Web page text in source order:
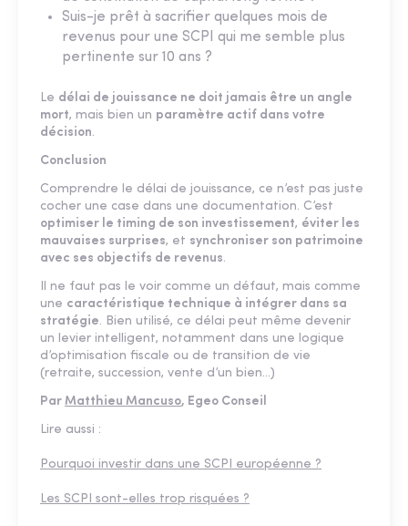
Suis-je prêt à sacrifier quelques mois de
revenus pour une SCPI qui me semble plus
pertinente sur 10 ans ?
Le délai de jouissance ne doit jamais être un angle
mort, mais bien un paramètre actif dans votre
décision.
Conclusion
Comprendre le délai de jouissance, ce n’est pas juste
cocher une case dans une documentation. C’est
optimiser le timing de son investissement, éviter les
mauvaises surprises, et synchroniser son patrimoine
avec ses objectifs de revenus.
Il ne faut pas le voir comme un défaut, mais comme
une caractéristique technique à intégrer dans sa
stratégie. Bien utilisé, ce délai peut même devenir
un levier intelligent, notamment dans une logique
d’optimisation fiscale ou de transition de vie
(retraite, succession, vente d’un bien…)
Par Matthieu Mancuso, Egeo Conseil
Lire aussi :
Pourquoi investir dans une SCPI européenne ?
Les SCPI sont-elles trop risquées ?